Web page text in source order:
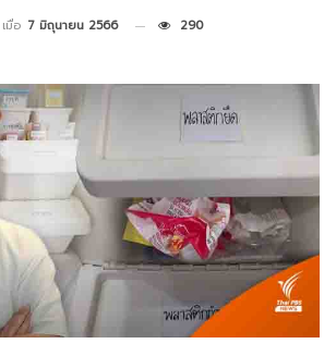
เมื่อ 7 มิถุนายน 2566 290